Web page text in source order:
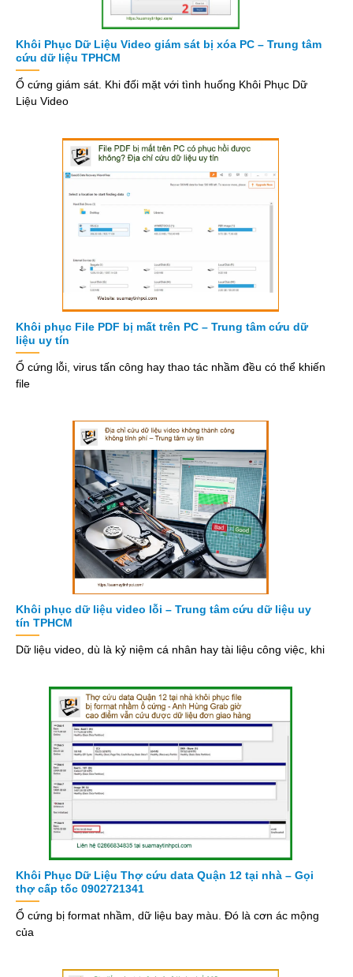
Khôi Phục Dữ Liệu Video giám sát bị xóa PC – Trung tâm
cứu dữ liệu TPHCM
Ổ cứng giám sát. Khi đối mặt với tình huống Khôi Phục Dữ
Liệu Video
Khôi phục File PDF bị mất trên PC – Trung tâm cứu dữ
liệu uy tín
Ổ cứng lỗi, virus tấn công hay thao tác nhầm đều có thể khiến
file
Khôi phục dữ liệu video lỗi – Trung tâm cứu dữ liệu uy
tín TPHCM
Dữ liệu video, dù là kỷ niệm cá nhân hay tài liệu công việc, khi
Khôi Phục Dữ Liệu Thợ cứu data Quận 12 tại nhà – Gọi
thợ cấp tốc 0902721341
Ổ cứng bị format nhầm, dữ liệu bay màu. Đó là cơn ác mộng
của